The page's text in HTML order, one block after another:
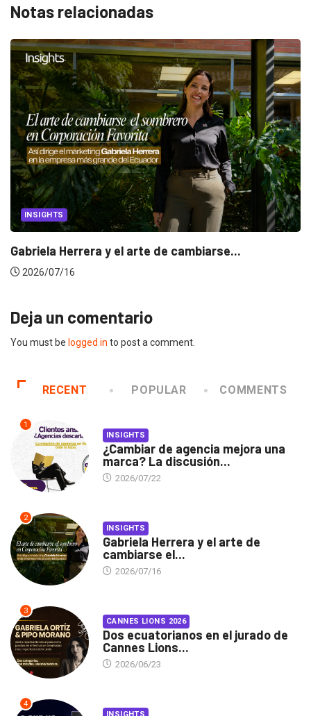
Notas relacionadas
CANNES LIONS 2026
Dos ecuatorianos en el jurado de Cannes...
2026/06/23
Deja un comentario
You must be logged in to post a comment.
RECENT POPULAR COMMENTS
1
INSIGHTS
¿Cambiar de agencia mejora una
marca? La discusión...
2026/07/22
2
INSIGHTS
Gabriela Herrera y el arte de
cambiarse el...
2026/07/16
3
CANNES LIONS 2026
Dos ecuatorianos en el jurado de
Cannes Lions...
2026/06/23
4
INSIGHTS